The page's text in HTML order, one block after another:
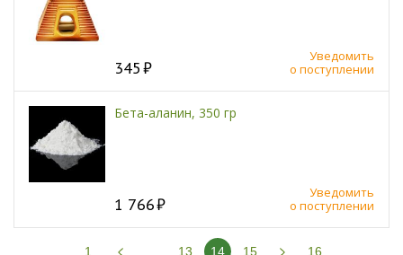
345
Уведомить
о поступлении
Бета-аланин, 350 гр
1 766
Уведомить
о поступлении
1 13 14 15 16